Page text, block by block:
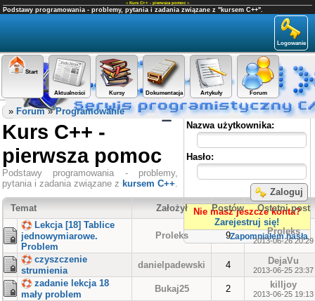
« Kurs C++ - pierwsza pomoc »
Podstawy programowania - problemy, pytania i zadania związane z "kursem C++".
Logowanie
Start
Aktualności Kursy Dokumentacja Artykuły Forum
Panel użytkownika
Nazwa użytkownika:
Hasło:
Zaloguj
Nie masz jeszcze konta?
Zarejestruj się!
Zapomniałem hasła
» Forum»Programowanie
Kurs C++ -
pierwsza pomoc
Podstawy programowania - problemy,
pytania i zadania związane z kursem C++.
Temat Założył Postów
Ostatni post
Lekcja [18] Tablice
jednowymiarowe.
Problem
Proleks 9 Proleks
2013-06-26 20:29
czyszczenie
strumienia
danielpadewski 4 DejaVu
2013-06-25 23:37
zadanie lekcja 18
mały problem
Bukaj25 2 killjoy
2013-06-25 19:13